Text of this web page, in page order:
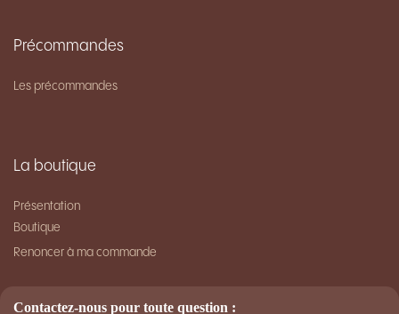
Précommandes
Les précommandes
La boutique
Présentation
Bouti​que
Renoncer à ma commande
Contactez-nous pour toute question :